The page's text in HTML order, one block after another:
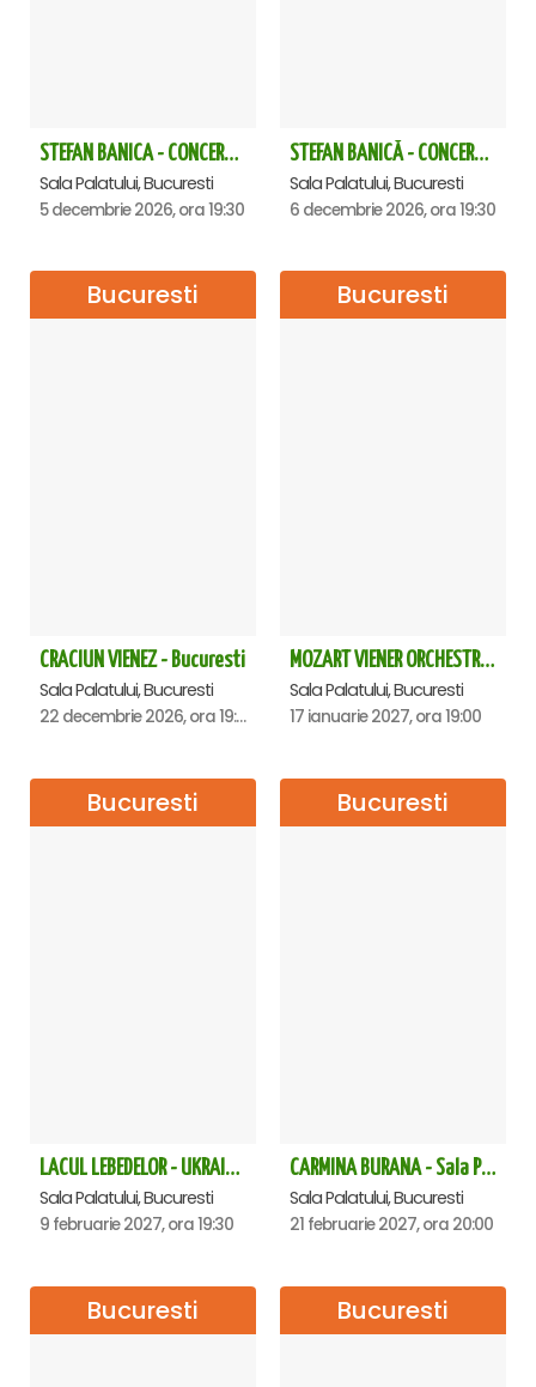
STEFAN BANICA - CONCERT EXTRAORDINAR DE CRĂCIUN 2026
Sala Palatului, Bucuresti
5 decembrie 2026, ora 19:30
STEFAN BANICĂ - CONCERT EXTRAORDINAR DE CRĂCIUN 2026
Sala Palatului, Bucuresti
6 decembrie 2026, ora 19:30
Bucuresti
CRACIUN VIENEZ - Bucuresti
Sala Palatului, Bucuresti
22 decembrie 2026, ora 19:00
Bucuresti
MOZART VIENER ORCHESTRA - CONCERT EXTRAORDINAR - Sala Palatului
Sala Palatului, Bucuresti
17 ianuarie 2027, ora 19:00
Bucuresti
LACUL LEBEDELOR - UKRAINIAN CLASSICAL BALLET - Bucuresti
Sala Palatului, Bucuresti
9 februarie 2027, ora 19:30
Bucuresti
CARMINA BURANA - Sala Palatului
Sala Palatului, Bucuresti
21 februarie 2027, ora 20:00
Bucuresti Bucuresti